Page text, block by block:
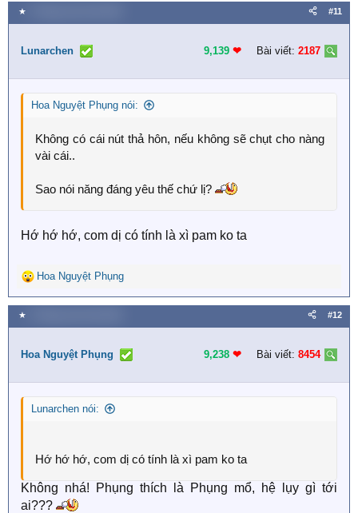
a
c
i
n
s
★ #11
Lunarchen 9,139 ❤︎ Bài viết: 2187
Hoa Nguyệt Phụng nói:
Không có cái nút thả hôn, nếu không sẽ chụt cho nàng
vài cái..
Sao nói năng đáng yêu thế chứ lị?
Hớ hớ hớ, com dị có tính là xì pam ko ta
R
e
a
c
i
n
s
Hoa Nguyệt Phụng
★ #12
Hoa Nguyệt Phụng 9,238 ❤︎ Bài viết: 8454
Lunarchen nói:
Hớ hớ hớ, com dị có tính là xì pam ko ta
Không nhá! Phụng thích là Phụng mổ, hệ lụy gì tới
ai???